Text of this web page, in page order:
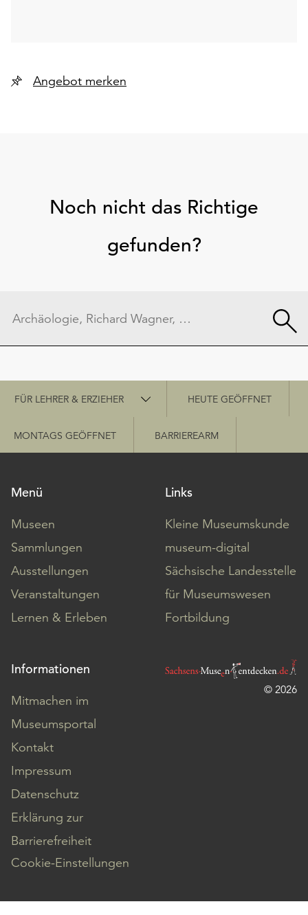
Angebot merken
Noch nicht das Richtige
gefunden?
Schnellzugriff
FÜR LEHRER & ERZIEHER HEUTE GEÖFFNET
MONTAGS GEÖFFNET BARRIEREARM
Menü
Museen
Sammlungen
Ausstellungen
Veranstaltungen
Lernen & Erleben
Links
Kleine Museumskunde
museum-digital
Sächsische Landesstelle
für Museumswesen
Fortbildung
Informationen
Mitmachen im
Museumsportal
Kontakt
Impressum
Datenschutz
Erklärung zur
Barrierefreiheit
Cookie-Einstellungen
© 2026